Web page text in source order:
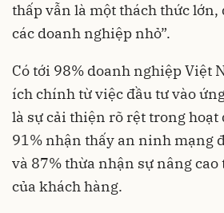
thấp vẫn là một thách thức lớn,
các doanh nghiệp nhỏ”.
Có tới 98% doanh nghiệp Việt
ích chính từ việc đầu tư vào
là sự cải thiện rõ rệt trong
91% nhận thấy an ninh mạng
và 87% thừa nhận sự nâng
của khách hàng.